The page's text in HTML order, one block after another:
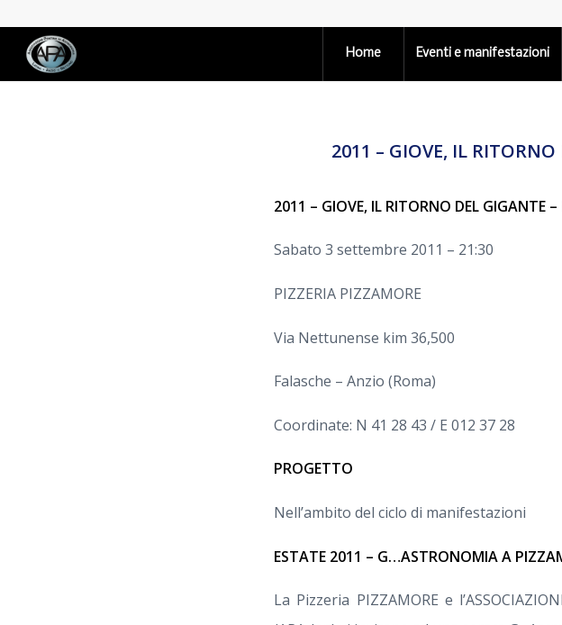
Home Eventi e manifestazioni
2011 – GIOVE, IL
2011 – GIOVE, IL RITORNO DEL GIGANTE
Sabato 3 settembre 2011 – 21:30
PIZZERIA PIZZAMORE
Via Nettunense kim 36,500
Falasche – Anzio (Roma)
Coordinate: N 41 28 43 / E 012 37 28
PROGETTO
Nell’ambito del ciclo di manifestazioni
ESTATE 2011 – G…ASTRONOMIA A
La Pizzeria PIZZAMORE e